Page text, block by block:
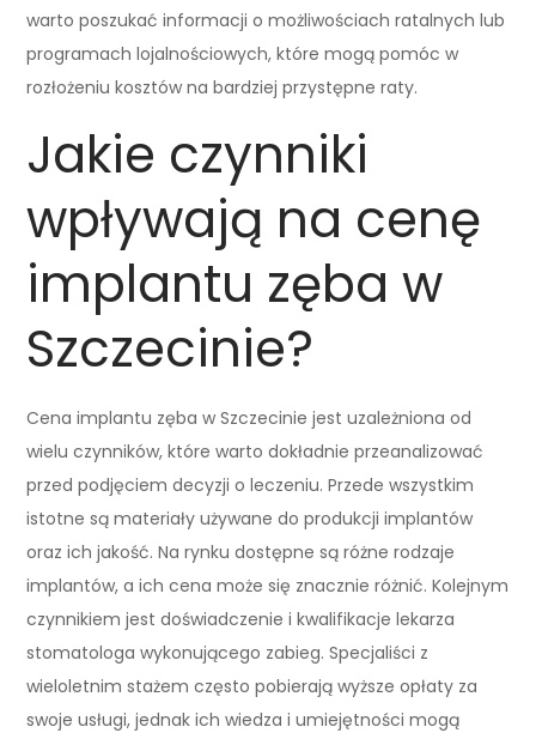
warto poszukać informacji o możliwościach ratalnych lub
programach lojalnościowych, które mogą pomóc w
rozłożeniu kosztów na bardziej przystępne raty.
Jakie czynniki
wpływają na cenę
implantu zęba w
Szczecinie?
Cena implantu zęba w Szczecinie jest uzależniona od
wielu czynników, które warto dokładnie przeanalizować
przed podjęciem decyzji o leczeniu. Przede wszystkim
istotne są materiały używane do produkcji implantów
oraz ich jakość. Na rynku dostępne są różne rodzaje
implantów, a ich cena może się znacznie różnić. Kolejnym
czynnikiem jest doświadczenie i kwalifikacje lekarza
stomatologa wykonującego zabieg. Specjaliści z
wieloletnim stażem często pobierają wyższe opłaty za
swoje usługi, jednak ich wiedza i umiejętności mogą